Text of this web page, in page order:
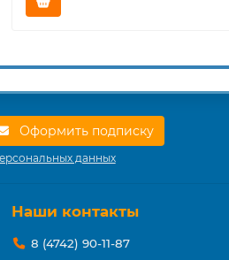
Оформить подписку
данных
Наши контакты
8 (4742) 90-11-87